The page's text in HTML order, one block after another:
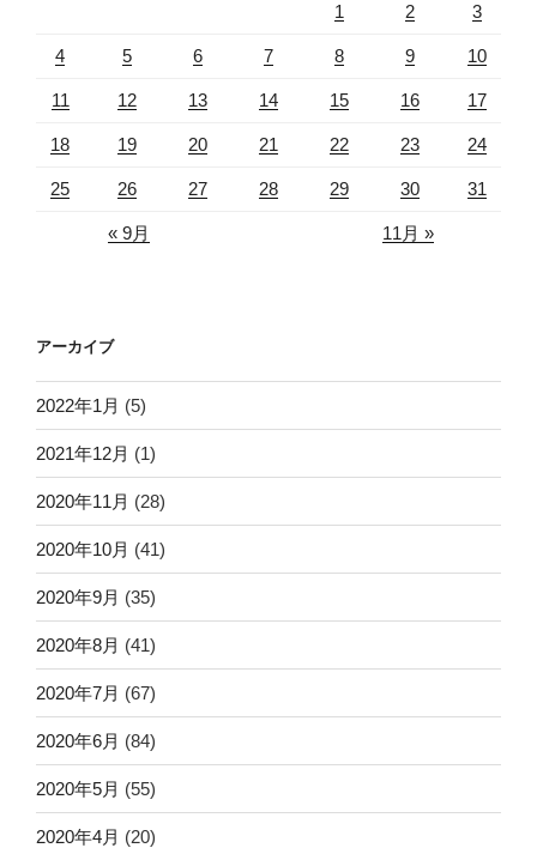
1 2 3
4 5 6 7 8 9 10
11 12 13 14 15 16 17
18 19 20 21 22 23 24
25 26 27 28 29 30 31
« 9月 11月 »
アーカイブ
2022年1月 (5)
2021年12月 (1)
2020年11月 (28)
2020年10月 (41)
2020年9月 (35)
2020年8月 (41)
2020年7月 (67)
2020年6月 (84)
2020年5月 (55)
2020年4月 (20)